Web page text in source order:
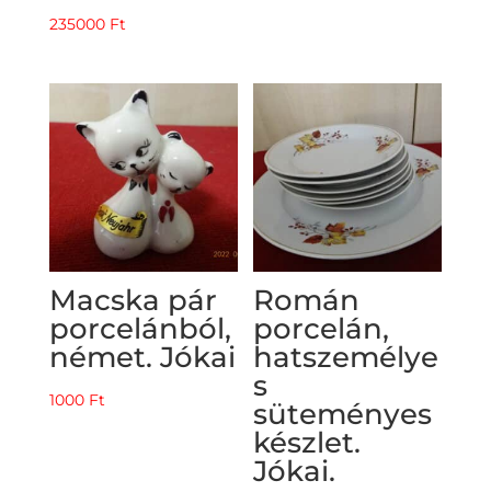
235000 Ft
Macska pár
porcelánból,
német. Jókai
1000 Ft
Román
porcelán,
hatszemélye
s
süteményes
készlet.
Jókai.